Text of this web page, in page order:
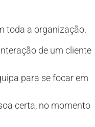
toda a organização.
de um cliente
para se focar em
certa, no momento